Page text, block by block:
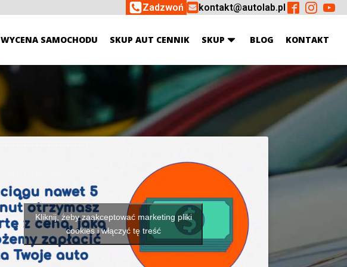
Zadzwoń kontakt@autolab.pl
WYCENA SAMOCHODU SKUP AUT CENNIK SKUP BLOG KONTAKT
Kliknij, żeby zaakceptować marketing pliki
cookies i włączyć tę treść